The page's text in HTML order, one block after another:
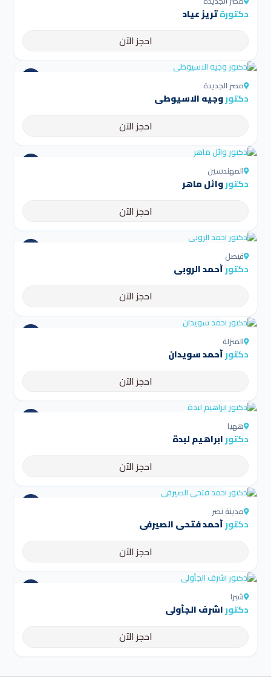
دكتورةتريز عياد
احجز الآن
مصر الجديدة
دكتوروجيه الاسيوطى
احجز الآن
المهندسين
دكتوروائل ماهر
احجز الآن
فيصل
دكتورأحمد الروبى
احجز الآن
المنزلة
دكتورأحمد سويدان
احجز الآن
ههيا
دكتورابراهيم لبدة
احجز الآن
مدينة نصر
دكتورأحمد فتحى الصيرفى
احجز الآن
شبرا
دكتوراشرف الجأولى
احجز الآن